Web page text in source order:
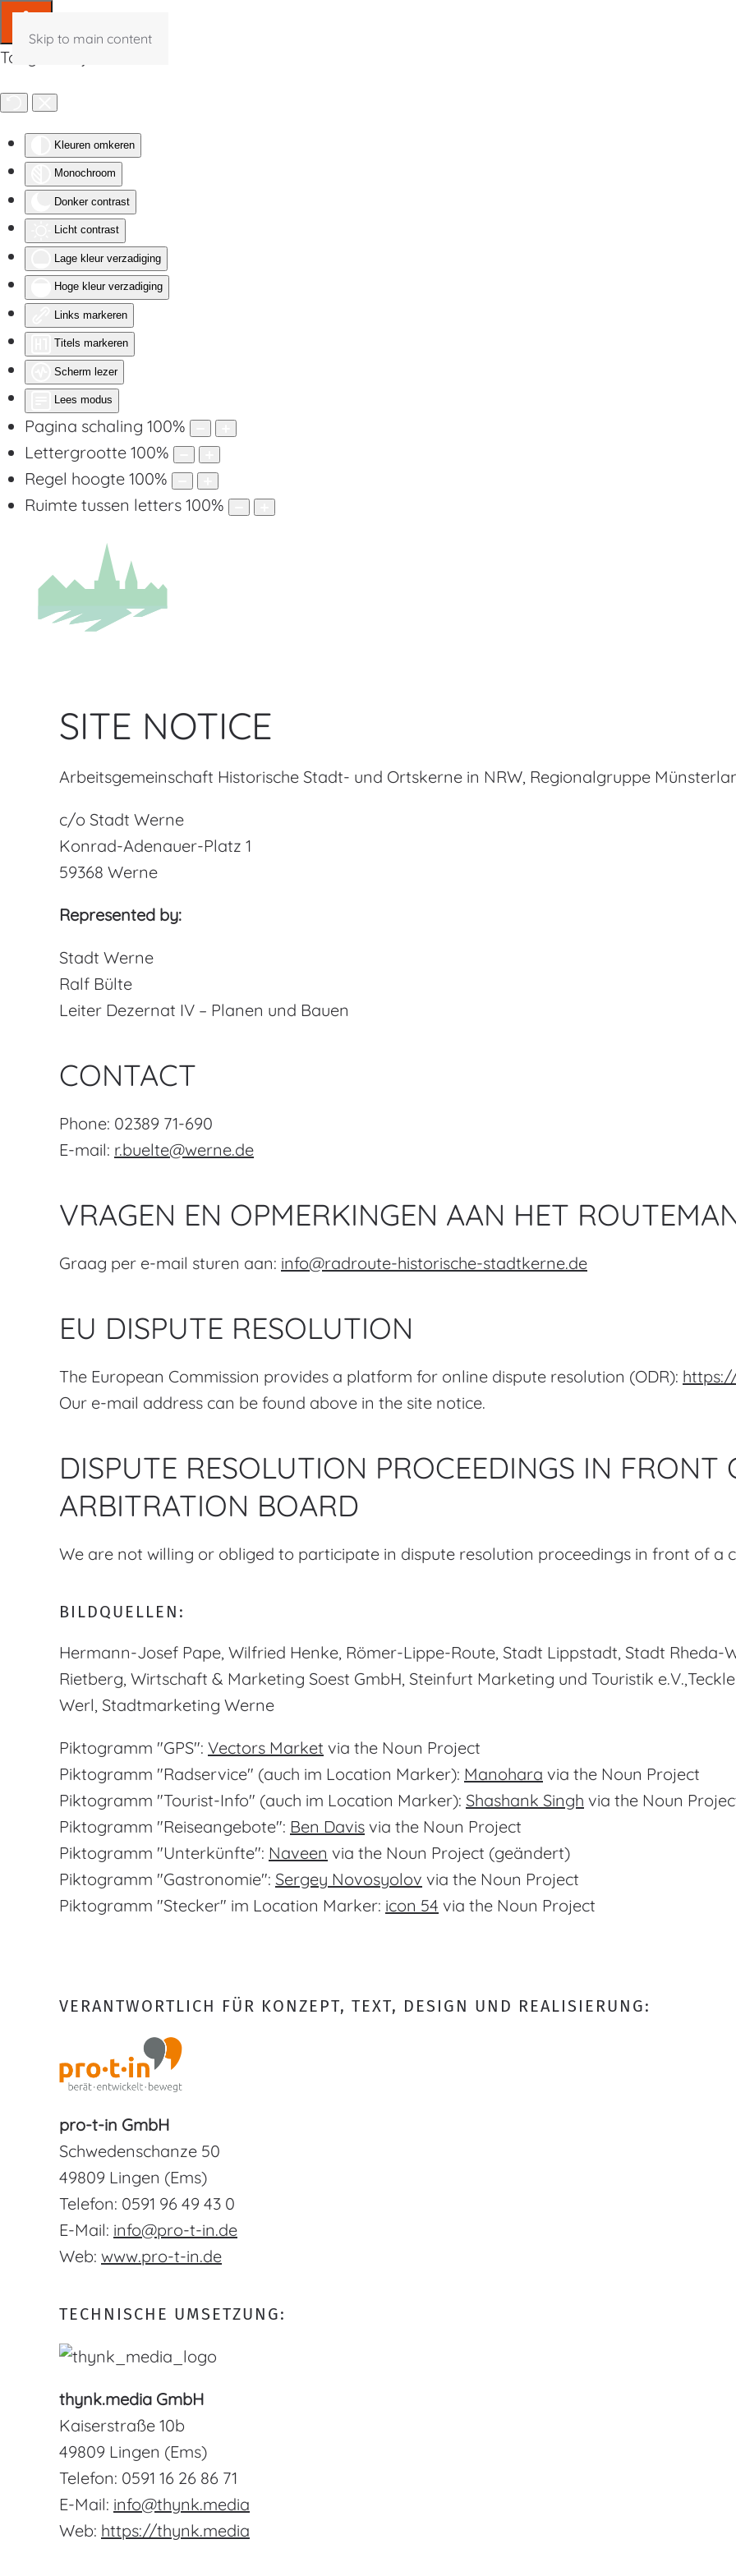
Toegankelijkheid
Kleuren omkeren
Monochroom
Donker contrast
Licht contrast
Lage kleur verzadiging
Hoge kleur verzadiging
Links markeren
Titels markeren
Scherm lezer
Lees modus
Pagina schaling 100%
Lettergrootte 100%
Regel hoogte 100%
Ruimte tussen letters 100%
Skip to main content
SITE NOTICE
Arbeitsgemeinschaft Historische Stadt- und Ortskerne in NRW, Regionalgruppe
c/o Stadt Werne
Konrad-Adenauer-Platz 1
59368 Werne
Represented by:
Stadt Werne
Ralf Bülte
Leiter Dezernat IV – Planen und Bauen
CONTACT
Phone: 02389 71-690
E-mail: r.buelte@werne.de
VRAGEN EN OPMERKINGEN AAN HET
Graag per e-mail sturen aan: info@radroute-historische-stadtkerne.de
EU DISPUTE RESOLUTION
The European Commission provides a platform for online dispute resolution (ODR):
Our e-mail address can be found above in the site notice.
DISPUTE RESOLUTION PROCEEDINGS IN FRONT
ARBITRATION BOARD
We are not willing or obliged to participate in dispute resolution proceedings in front of a
BILDQUELLEN:
Hermann-Josef Pape, Wilfried Henke, Römer-Lippe-Route, Stadt Lippstadt, Stadt
Rietberg, Wirtschaft & Marketing Soest GmbH, Steinfurt Marketing und Touristik
Werl, Stadtmarketing Werne
Piktogramm "GPS": Vectors Market via the Noun Project
Piktogramm "Radservice" (auch im Location Marker): Manohara via the Noun Project
Piktogramm "Tourist-Info" (auch im Location Marker): Shashank Singh via the Noun
Piktogramm "Reiseangebote": Ben Davis via the Noun Project
Piktogramm "Unterkünfte": Naveen via the Noun Project (geändert)
Piktogramm "Gastronomie": Sergey Novosyolov via the Noun Project
Piktogramm "Stecker" im Location Marker: icon 54 via the Noun Project
VERANTWORTLICH FÜR KONZEPT, TEXT, DESIGN UND REALISIERUNG:
pro-t-in GmbH
Schwedenschanze 50
49809 Lingen (Ems)
Telefon: 0591 96 49 43 0
E-Mail: info@pro-t-in.de
Web: www.pro-t-in.de
TECHNISCHE UMSETZUNG:
thynk.media GmbH
Kaiserstraße 10b
49809 Lingen (Ems)
Telefon: 0591 16 26 86 71
E-Mail: info@thynk.media
Web: https://thynk.media